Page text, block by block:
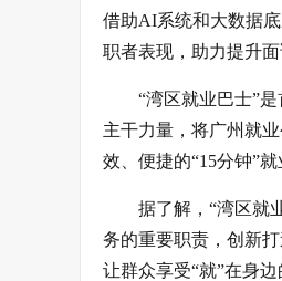
借助AI系统和大数据
职者表现，助力提升面
“湾区就业巴士”
主干力量，将广州就
效、便捷的“15分钟”就
据了解，“湾区就
务的重要职责，创新
让群众享受“就”在身边